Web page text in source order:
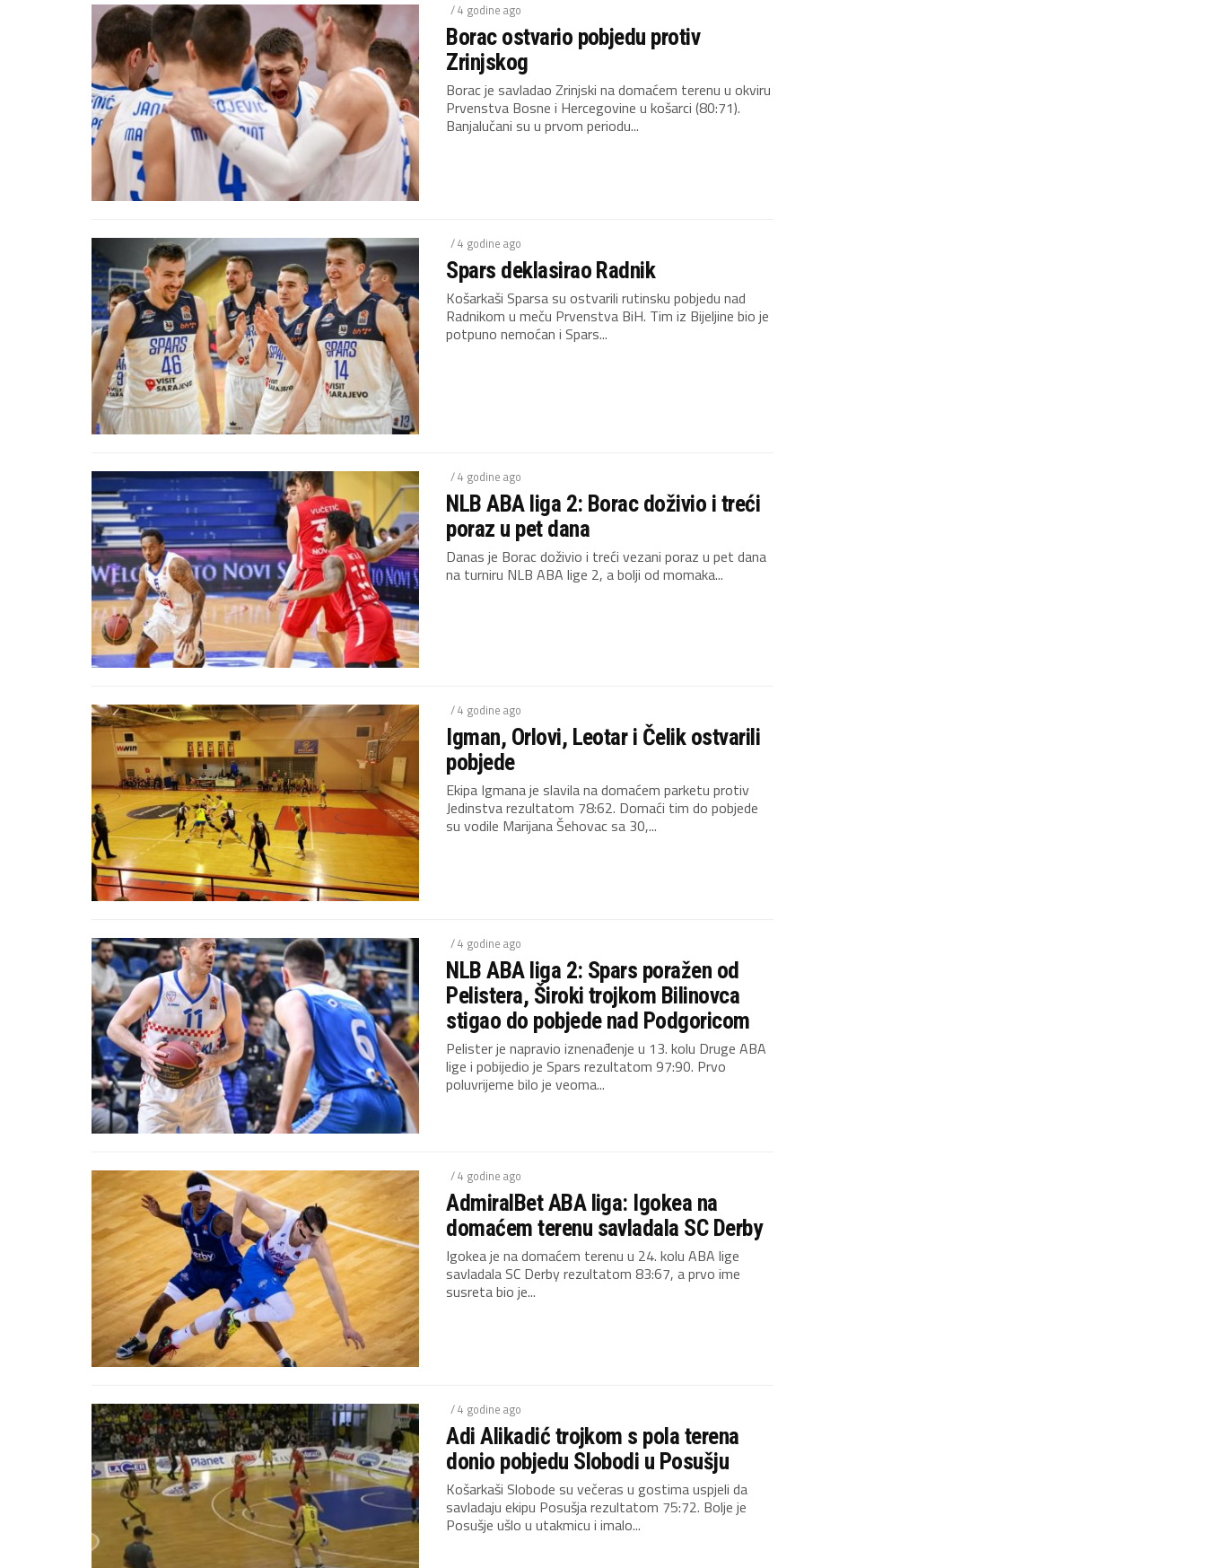
/ 4 godine ago
Borac ostvario pobjedu protiv
Zrinjskog
Borac je savladao Zrinjski na domaćem terenu u okviru
Prvenstva Bosne i Hercegovine u košarci (80:71).
Banjalučani su u prvom periodu...
/ 4 godine ago
Spars deklasirao Radnik
Košarkaši Sparsa su ostvarili rutinsku pobjedu nad
Radnikom u meču Prvenstva BiH. Tim iz Bijeljine bio je
potpuno nemoćan i Spars...
/ 4 godine ago
NLB ABA liga 2: Borac doživio i treći
poraz u pet dana
Danas je Borac doživio i treći vezani poraz u pet dana
na turniru NLB ABA lige 2, a bolji od momaka...
/ 4 godine ago
Igman, Orlovi, Leotar i Čelik ostvarili
pobjede
Ekipa Igmana je slavila na domaćem parketu protiv
Jedinstva rezultatom 78:62. Domaći tim do pobjede
su vodile Marijana Šehovac sa 30,...
/ 4 godine ago
NLB ABA liga 2: Spars poražen od
Pelistera, Široki trojkom Bilinovca
stigao do pobjede nad Podgoricom
Pelister je napravio iznenađenje u 13. kolu Druge ABA
lige i pobijedio je Spars rezultatom 97:90. Prvo
poluvrijeme bilo je veoma...
/ 4 godine ago
AdmiralBet ABA liga: Igokea na
domaćem terenu savladala SC Derby
Igokea je na domaćem terenu u 24. kolu ABA lige
savladala SC Derby rezultatom 83:67, a prvo ime
susreta bio je...
/ 4 godine ago
Adi Alikadić trojkom s pola terena
donio pobjedu Slobodi u Posušju
Košarkaši Slobode su večeras u gostima uspjeli da
savladaju ekipu Posušja rezultatom 75:72. Bolje je
Posušje ušlo u utakmicu i imalo...